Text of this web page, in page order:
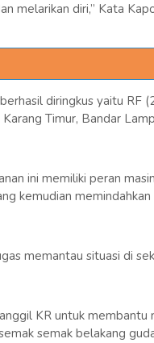
melarikan diri,” Kata
diringkus yaitu RF
Timur, Bandar
ini memiliki peran
kemudian
memantau situasi di
KR untuk
semak belakang